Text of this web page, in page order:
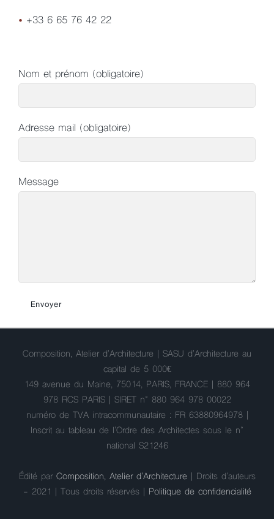
• +33 6 65 76 42 22
Nom et prénom (obligatoire)
Adresse mail (obligatoire)
Message
Composition, Atelier d'Architecture | SASU d'Architecture au
capital de 5 000€
149 avenue du Maine, 75014, PARIS, FRANCE | 880 964
978 RCS PARIS | SIRET n° 880 964 978 00022
numéro de TVA intracommunautaire : FR 63880964978 |
Inscrit au tableau de l'Ordre des Architectes sous le n°
national S21246
Édité par Composition, Atelier d'Architecture| Droits d'auteurs
- 2021 | Tous droits réservés | Politique de confidencialité